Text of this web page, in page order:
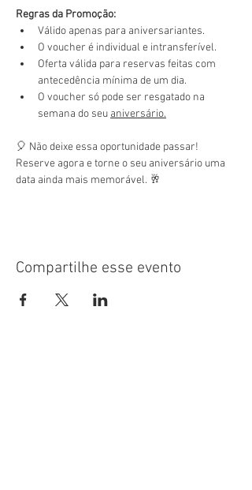
Regras da Promoção:
Válido apenas para aniversariantes.
O voucher é individual e intransferível.
Oferta válida para reservas feitas com
antecedência mínima de um dia.
O voucher só pode ser resgatado na
semana do seu aniversário.
🎈 Não deixe essa oportunidade passar!
Reserve agora e torne o seu aniversário uma
data ainda mais memorável. 🥂
Compartilhe esse evento